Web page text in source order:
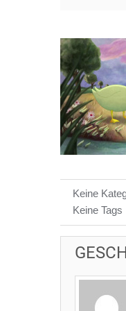
Keine
Keine Tags